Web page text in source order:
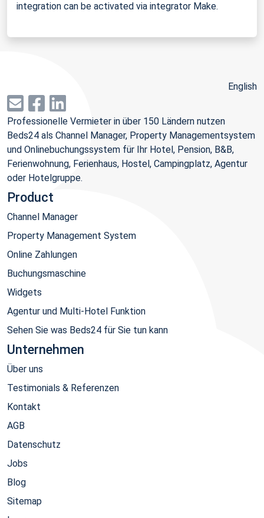
integration can be activated via integrator Make.
English
Professionelle Vermieter in über 150 Ländern nutzen
Beds24 als Channel Manager, Property Managementsystem
und Onlinebuchungssystem für Ihr Hotel, Pension, B&B,
Ferienwohnung, Ferienhaus, Hostel, Campingplatz, Agentur
oder Hotelgruppe.
Product
Channel Manager
Property Management System
Online Zahlungen
Buchungsmaschine
Widgets
Agentur und Multi-Hotel Funktion
Sehen Sie was Beds24 für Sie tun kann
Unternehmen
Über uns
Testimonials & Referenzen
Kontakt
AGB
Datenschutz
Jobs
Blog
Sitemap